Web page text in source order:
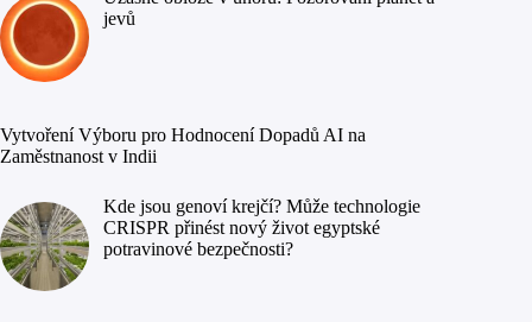
jevů
Vytvoření Výboru pro Hodnocení Dopadů AI na
Zaměstnanost v Indii
Kde jsou genoví krejčí? Může technologie
CRISPR přinést nový život egyptské
potravinové bezpečnosti?